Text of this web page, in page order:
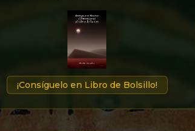
¡Consíguelo en Libro de Bolsillo!